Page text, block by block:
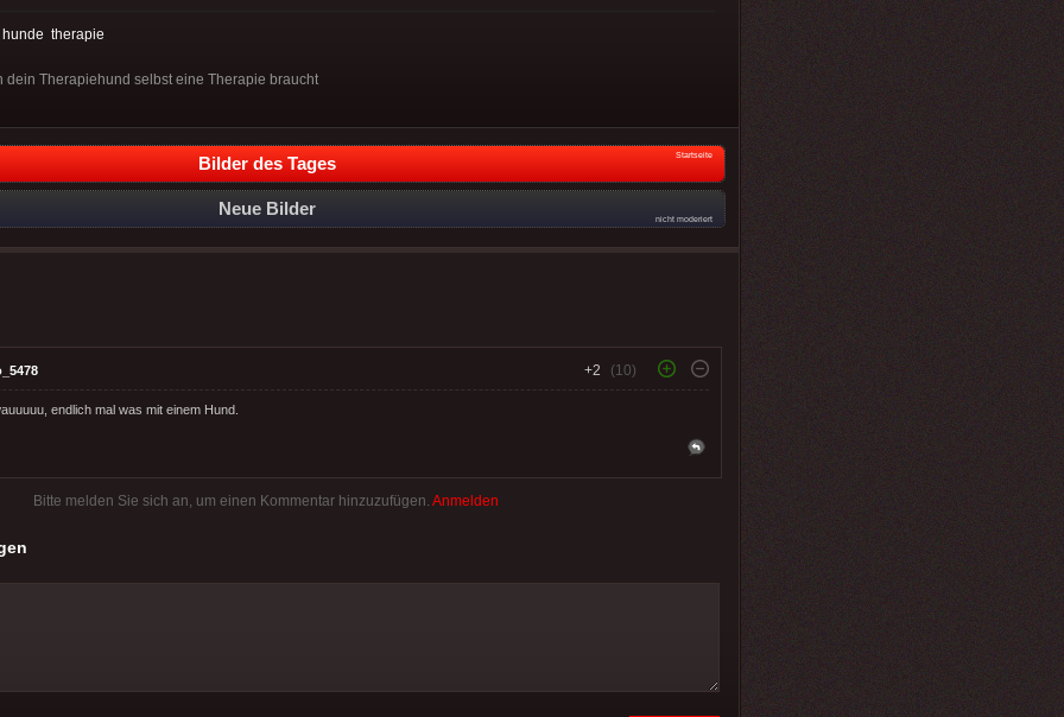
hunde therapie
dein Therapiehund selbst eine Therapie braucht
Bilder des Tages Startseite
Neue Bilder
nicht moderiert
+2 (10)
endlich mal was mit einem Hund.
Bitte melden Sie sich an, um einen Kommentar hinzuzufügen. Anmelden